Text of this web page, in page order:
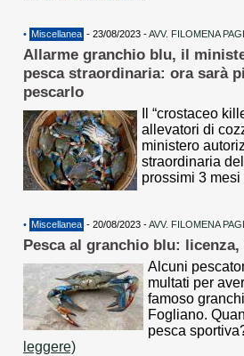
• Miscellanea - 23/08/2023 -AVV. FILOMENA
Allarme granchio blu, il
pesca straordinaria: ora sarà
pescarlo
Il “crostaceo
allevatori di
ministero
straordinaria
prossimi 3 mesi
• Miscellanea - 20/08/2023 -AVV. FILOMENA
Pesca al granchio blu:
Alcuni
multati per
famoso
Fogliano.
pesca
leggere)